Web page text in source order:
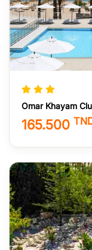
Omar Khayam
165.500